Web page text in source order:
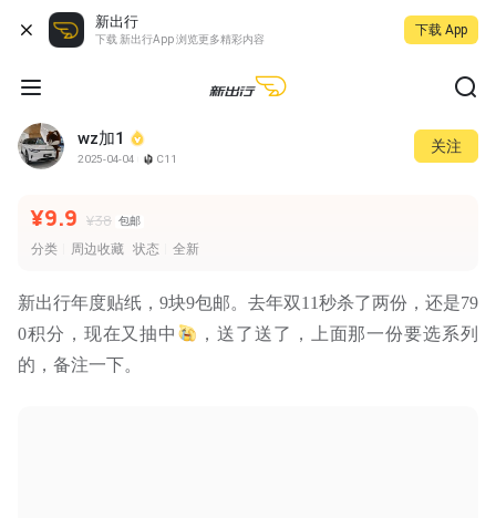
新出行
下载 新出行App 浏览更多精彩内容
下载 App
wz加1
2025-04-04 C11
关注
¥9.9 ¥38 包邮
分类 周边收藏 状态 全新
新出行年度贴纸，9块9包邮。去年双11秒杀了两份，还是79
0积分，现在又抽中
，送了送了，上面那一份要选系列
的，备注一下。